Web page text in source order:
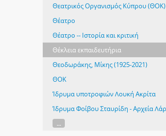
Θεατρικός Οργανισμός Κύπρου (ΘΟΚ)
Θέατρο
Θέατρο -- Ιστορία και κριτική
Θέκλεια εκπαιδευτήρια
Θεοδωράκης, Μίκης (1925-2021)
ΘΟΚ
Ίδρυμα υποτροφιών Λουκή Ακρίτα
...